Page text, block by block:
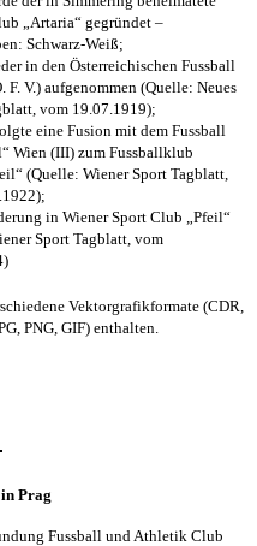
„Artaria“ gegründet –
Schwarz-Weiß;
in den Österreichischen Fussball
F. V.) aufgenommen (Quelle: Neues
vom 19.07.1919);
eine Fusion mit dem Fussball
Wien (III) zum Fussballklub
(Quelle: Wiener Sport Tagblatt,
in Wiener Sport Club „Pfeil“
Sport Tagblatt, vom
Vektorgrafikformate (CDR,
PNG, GIF) enthalten.
Prag
Fussball und Athletik Club